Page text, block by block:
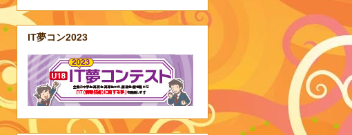
IT夢コン2023